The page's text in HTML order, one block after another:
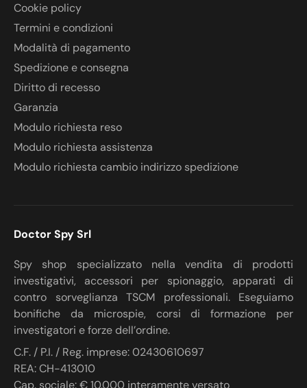
Cookie policy
Termini e condizioni
Modalità di pagamento
Spedizione e consegna
Diritto di recesso
Garanzia
Modulo richiesta reso
Modulo richiesta assistenza
Modulo richiesta cambio indirizzo spedizione
Doctor Spy Srl
Spy shop specializzato nella vendita di prodotti
investigativi, accessori per spionaggio, apparati di
contro sorveglianza TSCM professionali. Eseguiamo
bonifiche da microspie, corsi di formazione per
investigatori e forze dell’ordine.
C.F. / P.I. / Reg. imprese: 02430610697
REA: CH-413010